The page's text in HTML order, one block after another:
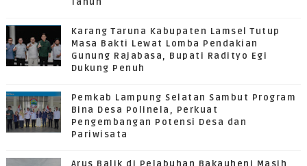
Karang Taruna Kabupaten Lamsel Tutup
Masa Bakti Lewat Lomba Pendakian
Gunung Rajabasa, Bupati Radityo Egi
Dukung Penuh
Pemkab Lampung Selatan Sambut Program
Bina Desa Polinela, Perkuat
Pengembangan Potensi Desa dan
Pariwisata